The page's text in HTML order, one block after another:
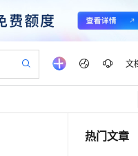
文
热门文章
AI
一站式生成采购清单，支持单品或批量购买
专
计划 服
开
加